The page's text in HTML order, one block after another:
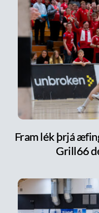
Fram lék þrjá
Grill66